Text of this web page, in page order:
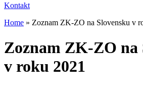
Kontakt
Home » Zoznam ZK-ZO na Slovensku v
Zoznam ZK-ZO na
v roku 2021